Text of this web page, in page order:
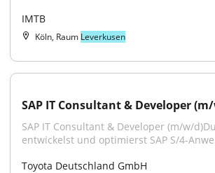
IMTB
Köln, Raum Leverkusen
SAP IT Consultant & Developer
SAP IT Consultant & Developer (m/w/
entwickelst und optimierst SAP S/4-
Toyota Deutschland GmbH